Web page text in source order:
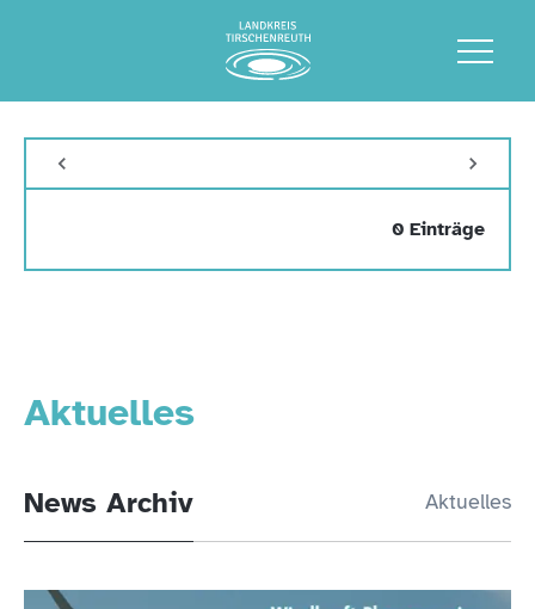
Aktuelles
News Archiv Aktuelles
0 Einträge